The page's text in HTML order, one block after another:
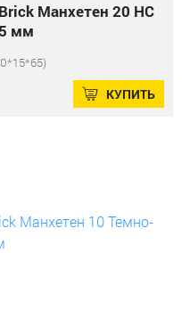
Манхетен 20 НС
мм
КУПИТЬ